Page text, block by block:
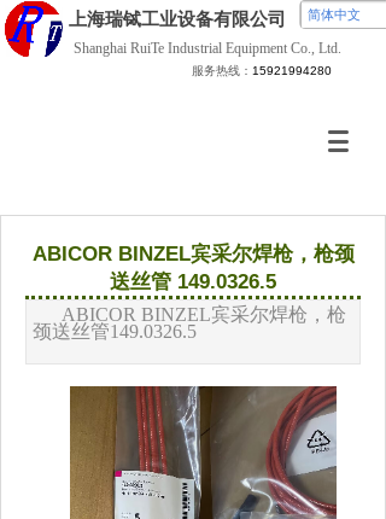
简体中文
上海瑞铽工业设备有限公司
Shanghai RuiTe Industrial Equipment Co., Ltd.
服务热线： 15921994280
ABICOR BINZEL宾采尔焊枪，枪颈
送丝管 149.0326.5
ABICOR BINZEL宾采尔焊枪， 枪
颈送丝管149.0326.5